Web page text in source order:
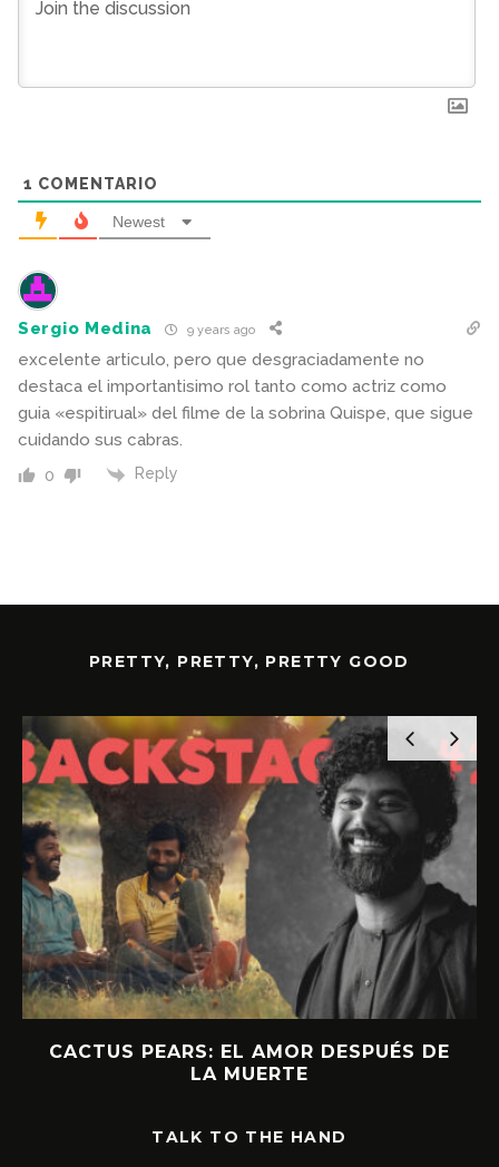
1 COMENTARIO
Newest
Sergio Medina 9 years ago
excelente articulo, pero que desgraciadamente no
destaca el importantisimo rol tanto como actriz como
guia «espitirual» del filme de la sobrina Quispe, que sigue
cuidando sus cabras.
0 Reply
PRETTY, PRETTY, PRETTY GOOD
CACTUS PEARS: EL AMOR DESPUÉS DE
LA MUERTE
TALK TO THE HAND